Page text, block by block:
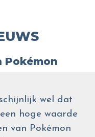
Pokémon
wel dat
hoge waarde
van Pokémon